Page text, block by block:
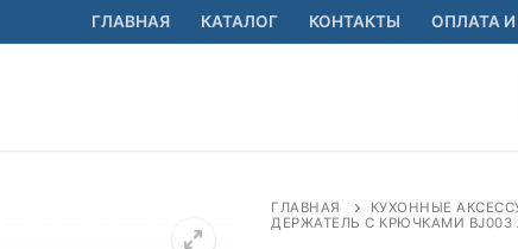
ГЛАВНАЯ КАТАЛОГ КОНТАКТЫ ОПЛАТА
ГЛАВНАЯ КУХОННЫЕ
ДЕРЖАТЕЛЬ С КРЮЧКАМИ BJ003